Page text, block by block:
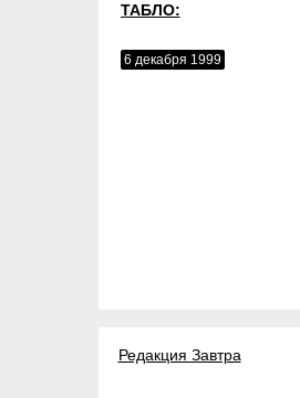
ТАБЛО:
6 декабря 1999
Редакция Завтра